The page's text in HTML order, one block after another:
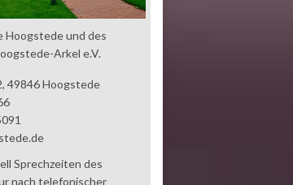
Hoogstede und des
Arkel e.V.
49846 Hoogstede
Sprechzeiten des
nach telefonischer